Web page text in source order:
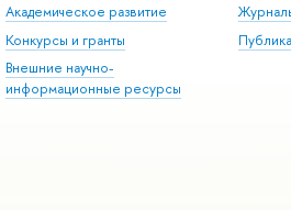
Академическое развитие
Конкурсы и гранты
Внешние научно-
информационные ресурсы